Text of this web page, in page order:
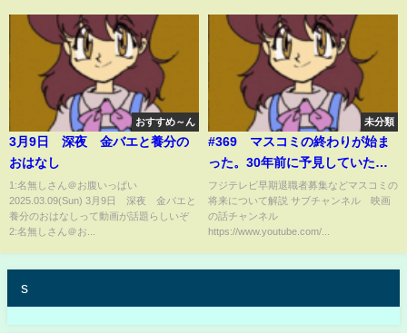
おすすめ～ん
3月9日 深夜 金バエと養分の
おはなし
1:名無しさん＠お腹いっぱい
2025.03.09(Sun) 3月9日 深夜 金バエと
養分のおはなしって動画が話題らしいぞ
2:名無しさん＠お...
未分類
#369 マスコミの終わりが始ま
った。30年前に予見していた事
が現実に
フジテレビ早期退職者募集などマスコミの
将来について解説 サブチャンネル 映画
の話チャンネル
https://www.youtube.com/...
s